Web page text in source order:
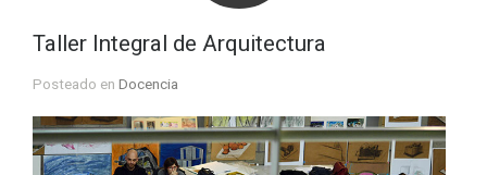
Taller Integral de Arquitectura
Posteado en Docencia